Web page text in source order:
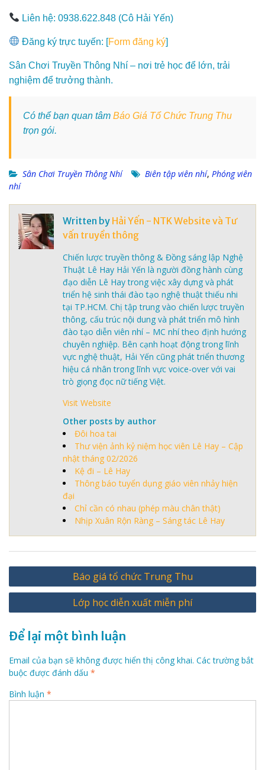
Liên hệ: 0938.622.848 (Cô Hải Yến)
Đăng ký trực tuyến: [Form đăng ký]
Sân Chơi Truyền Thông Nhí – nơi trẻ học để lớn, trải
nghiệm để trưởng thành.
Có thể bạn quan tâm Báo Giá Tổ Chức Trung Thu
trọn gói.
Sân Chơi Truyền Thông Nhí Biên tập viên nhí, Phóng viên
nhí
Written by Hải Yến - NTK Website và Tư
vấn truyền thông
Chiến lược truyền thông & Đồng sáng lập Nghệ
Thuật Lê Hay Hải Yến là người đồng hành cùng
đạo diễn Lê Hay trong việc xây dựng và phát
triển hệ sinh thái đào tạo nghệ thuật thiếu nhi
tại TP.HCM. Chị tập trung vào chiến lược truyền
thông, cấu trúc nội dung và phát triển mô hình
đào tạo diễn viên nhí – MC nhí theo định hướng
chuyên nghiệp. Bên cạnh hoạt động trong lĩnh
vực nghệ thuật, Hải Yến cũng phát triển thương
hiệu cá nhân trong lĩnh vực voice-over với vai
trò giọng đọc nữ tiếng Việt.
Visit Website
Other posts by author
Đôi hoa tai
Thư viện ảnh kỷ niệm học viên Lê Hay – Cập
nhật tháng 02/2026
Kệ đi – Lê Hay
Thông báo tuyển dụng giáo viên nhảy hiện
đại
Chỉ cần có nhau (phép màu chân thật)
Nhịp Xuân Rộn Ràng – Sáng tác Lê Hay
Điều
hướng
Báo giá tổ chức Trung Thu
Lớp học diễn xuất miễn phí
Để lại một bình luận
Email của bạn sẽ không được hiển thị công khai. Các trường bắt
buộc được đánh dấu *
Bình luận *